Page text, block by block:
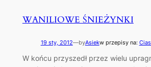
WANILIOWE ŚNIEŻYNKI
19 sty, 2012—byAsiekw przepisy na:
W końcu przyszedł przez wielu